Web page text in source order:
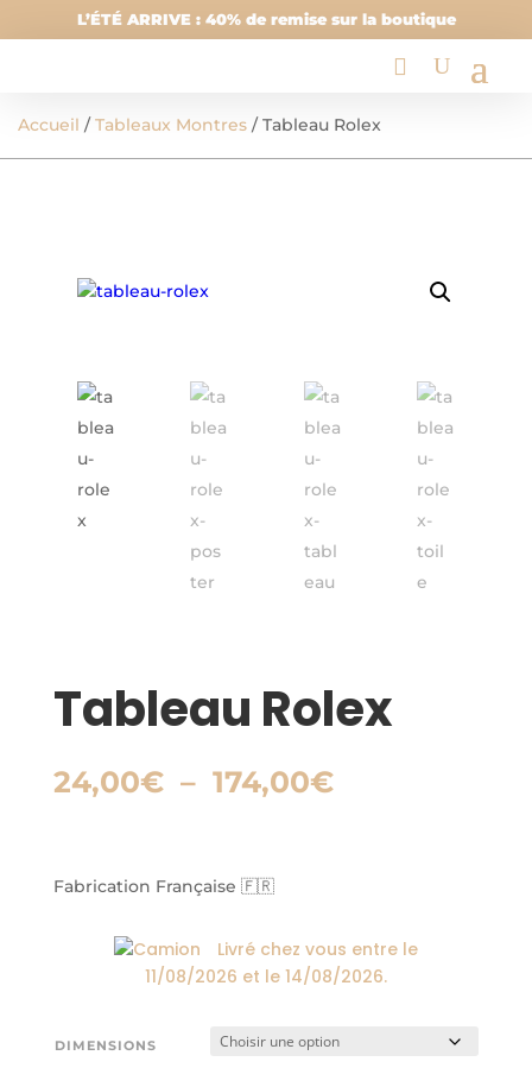
L’ÉTÉ ARRIVE : 40% de remise sur la boutique
Accueil /Tableaux Montres / Tableau Rolex
Tableau Rolex
24,00€ – 174,00€Plage
Fabrication Française 🇫🇷
Livré chez vous entre le
11/08/2026 et le 14/08/2026.
DIMENSIONS